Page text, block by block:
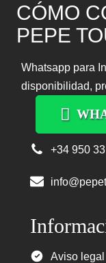
CÓMO
PEPE
Whatsapp para
disponibilidad,
+34 950
Aviso legal